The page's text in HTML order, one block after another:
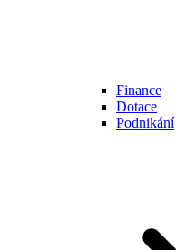
Finance
Dotace
Podnikání